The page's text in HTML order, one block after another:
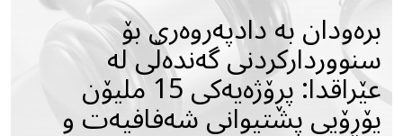
برەودان بە دادپەروەرى بۆ
سنووردارکردنى گەندەڵى لە
عێراقدا: پڕۆژەیەکى 15 ملیۆن
یۆڕۆیى پشتیوانى شەفافیەت و